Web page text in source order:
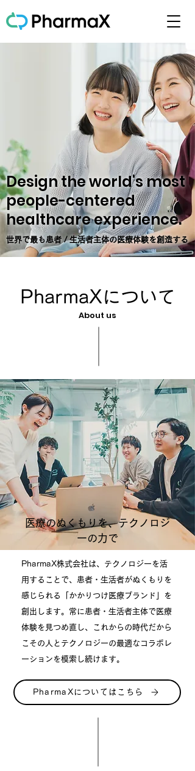
Design the world's most
people-centered
healthcare experience.
世界で最も患者 / 生活者主体の医療体験を創造する
PharmaXについて
About us
医療のぬくもりを、テクノロジ
ーの力で
PharmaX株式会社は、テクノロジーを活
用することで、患者・生活者がぬくもりを
感じられる「かかりつけ医療ブランド」を
創出します。常に患者・生活者主体で医療
体験を見つめ直し、これからの時代だから
こその人とテクノロジーの最適なコラボレ
ーションを模索し続けます。
PharmaXについてはこちら